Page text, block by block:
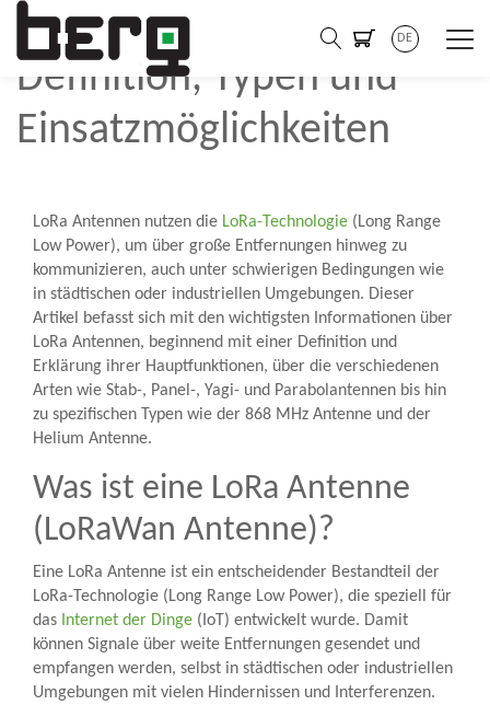
DE
LoRa® Antenne:
Definition, Typen und
Einsatzmöglichkeiten
LoRa Antennen nutzen die LoRa-Technologie (Long Range
Low Power), um über große Entfernungen hinweg zu
kommunizieren, auch unter schwierigen Bedingungen wie
in städtischen oder industriellen Umgebungen. Dieser
Artikel befasst sich mit den wichtigsten Informationen über
LoRa Antennen, beginnend mit einer Definition und
Erklärung ihrer Hauptfunktionen, über die verschiedenen
Arten wie Stab-, Panel-, Yagi- und Parabolantennen bis hin
zu spezifischen Typen wie der 868 MHz Antenne und der
Helium Antenne.
Was ist eine LoRa Antenne
(LoRaWan Antenne)?
Eine LoRa Antenne ist ein entscheidender Bestandteil der
LoRa-Technologie (Long Range Low Power), die speziell für
das Internet der Dinge (IoT) entwickelt wurde. Damit
können Signale über weite Entfernungen gesendet und
empfangen werden, selbst in städtischen oder industriellen
Umgebungen mit vielen Hindernissen und Interferenzen.